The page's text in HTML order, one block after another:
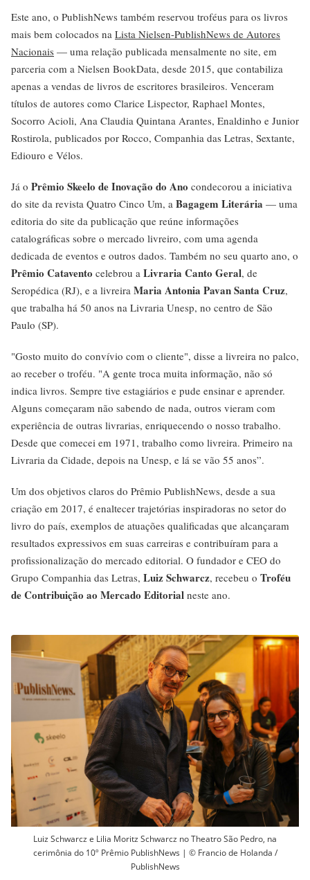
Este ano, o PublishNews também reservou troféus para os livros
mais bem colocados na Lista Nielsen-PublishNews de Autores
Nacionais — uma relação publicada mensalmente no site, em
parceria com a Nielsen BookData, desde 2015, que contabiliza
apenas a vendas de livros de escritores brasileiros. Venceram
títulos de autores como Clarice Lispector, Raphael Montes,
Socorro Acioli, Ana Claudia Quintana Arantes, Enaldinho e Junior
Rostirola, publicados por Rocco, Companhia das Letras, Sextante,
Ediouro e Vélos.
Já o Prêmio Skeelo de Inovação do Ano condecorou a iniciativa
do site da revista Quatro Cinco Um, a Bagagem Literária — uma
editoria do site da publicação que reúne informações
catalográficas sobre o mercado livreiro, com uma agenda
dedicada de eventos e outros dados. Também no seu quarto ano, o
Prêmio Catavento celebrou a Livraria Canto Geral, de
Seropédica (RJ), e a livreira Maria Antonia Pavan Santa Cruz,
que trabalha há 50 anos na Livraria Unesp, no centro de São
Paulo (SP).
"Gosto muito do convívio com o cliente", disse a livreira no palco,
ao receber o troféu. "A gente troca muita informação, não só
indica livros. Sempre tive estagiários e pude ensinar e aprender.
Alguns começaram não sabendo de nada, outros vieram com
experiência de outras livrarias, enriquecendo o nosso trabalho.
Desde que comecei em 1971, trabalho como livreira. Primeiro na
Livraria da Cidade, depois na Unesp, e lá se vão 55 anos”.
Um dos objetivos claros do Prêmio PublishNews, desde a sua
criação em 2017, é enaltecer trajetórias inspiradoras no setor do
livro do país, exemplos de atuações qualificadas que alcançaram
resultados expressivos em suas carreiras e contribuíram para a
profissionalização do mercado editorial. O fundador e CEO do
Grupo Companhia das Letras, Luiz Schwarcz, recebeu o Troféu
de Contribuição ao Mercado Editorial neste ano.
Luiz Schwarcz e Lilia Moritz Schwarcz no Theatro São Pedro, na
cerimônia do 10º Prêmio PublishNews | © Francio de Holanda /
PublishNews